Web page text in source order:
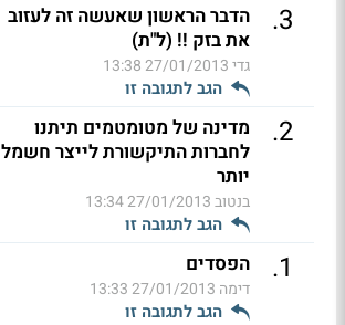
3
.
הדבר הראשון שאעשה זה לעזוב
את בזק !! (ל"ת)
גדי27/01/2013 13:38
הגב לתגובה זו
2
.
מדינה של מטומטמים תיתנו
לחברות התיקשורת לייצר חשמל
יותר
בנטוב27/01/2013 13:34
הגב לתגובה זו
1
. הפסדים
דימה 27/01/2013 13:33
הגב לתגובה זו